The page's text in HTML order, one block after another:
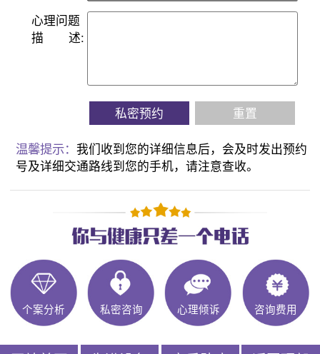
心理问题
描
述:
私密预约 重置
温馨提示：我们收到您的详细信息后，会及时发出预约
号及详细交通路线到您的手机，请注意查收。
个案分析 私密咨询 心理倾诉 咨询费用